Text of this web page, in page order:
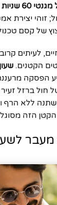
בסיס עץ לבן מרובע
זוהי יצירת
של קסם
לעיתים
הקטנים.
הפסקה
חול ברזל
ללא הרף
הזה מסוגל
מעבר